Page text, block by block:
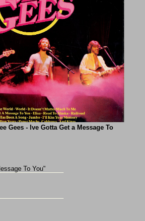
Gees - Ive Gotta Get a Message To
To You"